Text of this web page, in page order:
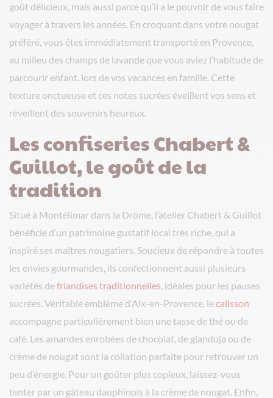
goût délicieux, mais aussi parce qu’il a le pouvoir de vous faire
voyager à travers les années. En croquant dans votre nougat
préféré, vous êtes immédiatement transporté en Provence,
au milieu des champs de lavande que vous aviez l’habitude de
parcourir enfant, lors de vos vacances en famille. Cette
texture onctueuse et ces notes sucrées éveillent vos sens et
réveillent des souvenirs heureux.
Les confiseries Chabert &
Guillot, le goût de la
tradition
Situé à Montélimar dans la Drôme, l’atelier Chabert & Guillot
bénéficie d’un patrimoine gustatif local très riche, qui a
inspiré ses maîtres nougatiers. Soucieux de répondre à toutes
les envies gourmandes, ils confectionnent aussi plusieurs
variétés defriandises traditionnelles, idéales pour les pauses
sucrées. Véritable emblème d’Aix-en-Provence, lecalisson
accompagne particulièrement bien une tasse de thé ou de
café. Les amandes enrobées de chocolat, de gianduja ou de
crème de nougat sont la collation parfaite pour retrouver un
peu d’énergie. Pour un goûter plus copieux, laissez-vous
tenter par un gâteau dauphinois à la crème de nougat. Enfin,